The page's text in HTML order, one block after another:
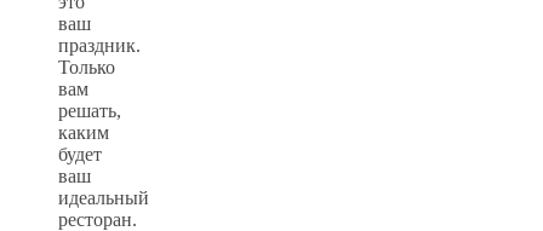
ваш
праздник.
Только
вам
решать,
каким
будет
ваш
идеальный
ресторан.